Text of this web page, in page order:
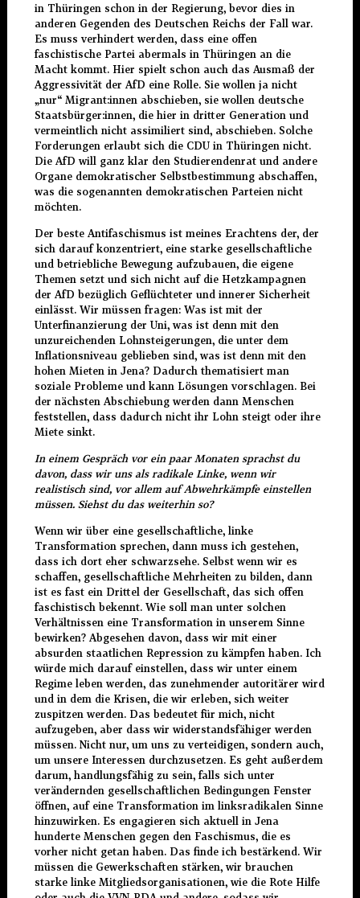
in Thüringen schon in der Regierung, bevor dies in
anderen Gegenden des Deutschen Reichs der Fall war.
Es muss verhindert werden, dass eine offen
faschistische Partei abermals in Thüringen an die
Macht kommt. Hier spielt schon auch das Ausmaß der
Aggressivität der AfD eine Rolle. Sie wollen ja nicht
„nur“ Migrant:innen abschieben, sie wollen deutsche
Staatsbürger:innen, die hier in dritter Generation und
vermeintlich nicht assimiliert sind, abschieben. Solche
Forderungen erlaubt sich die CDU in Thüringen nicht.
Die AfD will ganz klar den Studierendenrat und andere
Organe demokratischer Selbstbestimmung abschaffen,
was die sogenannten demokratischen Parteien nicht
möchten.
Der beste Antifaschismus ist meines Erachtens der, der
sich darauf konzentriert, eine starke gesellschaftliche
und betriebliche Bewegung aufzubauen, die eigene
Themen setzt und sich nicht auf die Hetzkampagnen
der AfD bezüglich Geflüchteter und innerer Sicherheit
einlässt. Wir müssen fragen: Was ist mit der
Unterfinanzierung der Uni, was ist denn mit den
unzureichenden Lohnsteigerungen, die unter dem
Inflationsniveau geblieben sind, was ist denn mit den
hohen Mieten in Jena? Dadurch thematisiert man
soziale Probleme und kann Lösungen vorschlagen. Bei
der nächsten Abschiebung werden dann Menschen
feststellen, dass dadurch nicht ihr Lohn steigt oder ihre
Miete sinkt.
In einem Gespräch vor ein paar Monaten sprachst du
davon, dass wir uns als radikale Linke, wenn wir
realistisch sind, vor allem auf Abwehrkämpfe einstellen
müssen. Siehst du das weiterhin so?
Wenn wir über eine gesellschaftliche, linke
Transformation sprechen, dann muss ich gestehen,
dass ich dort eher schwarzsehe. Selbst wenn wir es
schaffen, gesellschaftliche Mehrheiten zu bilden, dann
ist es fast ein Drittel der Gesellschaft, das sich offen
faschistisch bekennt. Wie soll man unter solchen
Verhältnissen eine Transformation in unserem Sinne
bewirken? Abgesehen davon, dass wir mit einer
absurden staatlichen Repression zu kämpfen haben. Ich
würde mich darauf einstellen, dass wir unter einem
Regime leben werden, das zunehmender autoritärer wird
und in dem die Krisen, die wir erleben, sich weiter
zuspitzen werden. Das bedeutet für mich, nicht
aufzugeben, aber dass wir widerstandsfähiger werden
müssen. Nicht nur, um uns zu verteidigen, sondern auch,
um unsere Interessen durchzusetzen. Es geht außerdem
darum, handlungsfähig zu sein, falls sich unter
verändernden gesellschaftlichen Bedingungen Fenster
öffnen, auf eine Transformation im linksradikalen Sinne
hinzuwirken. Es engagieren sich aktuell in Jena
hunderte Menschen gegen den Faschismus, die es
vorher nicht getan haben. Das finde ich bestärkend. Wir
müssen die Gewerkschaften stärken, wir brauchen
starke linke Mitgliedsorganisationen, wie die Rote Hilfe